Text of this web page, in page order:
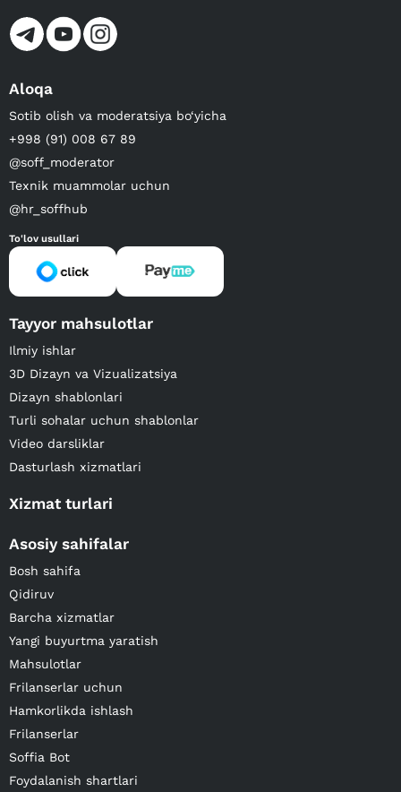
Aloqa
Sotib olish va moderatsiya bo‘yicha
+998 (91) 008 67 89
@soff_moderator
Texnik muammolar uchun
@hr_soffhub
To'lov usullari
Tayyor mahsulotlar
Ilmiy ishlar
3D Dizayn va Vizualizatsiya
Dizayn shablonlari
Turli sohalar uchun shablonlar
Video darsliklar
Dasturlash xizmatlari
Xizmat turlari
Asosiy sahifalar
Bosh sahifa
Qidiruv
Barcha xizmatlar
Yangi buyurtma yaratish
Mahsulotlar
Frilanserlar uchun
Hamkorlikda ishlash
Frilanserlar
Soffia Bot
Foydalanish shartlari